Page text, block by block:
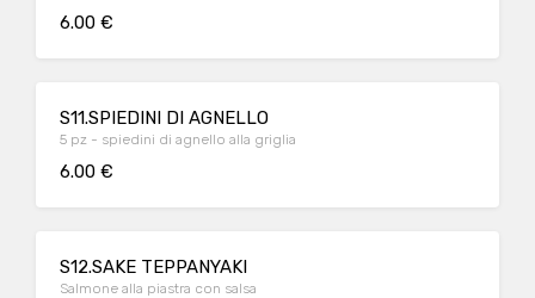
6.00 €
S11.SPIEDINI DI AGNELLO
5 pz - spiedini di agnello alla griglia
6.00 €
S12.SAKE TEPPANYAKI
Salmone alla piastra con salsa